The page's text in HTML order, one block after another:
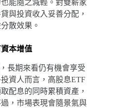
能隨之減輕。對雙薪家
與投資收入妥善分配，
散效果。
本增值
長期來看仍有機會享受
資人而言，高股息ETF
配息的同時累積資產，
，市場表現會隨景氣與